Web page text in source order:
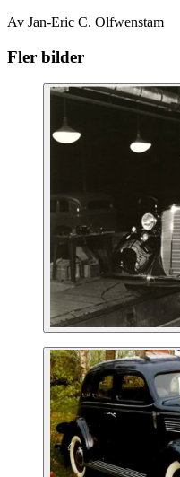
Av Jan-Eric C. Olfwenstam
Fler bilder